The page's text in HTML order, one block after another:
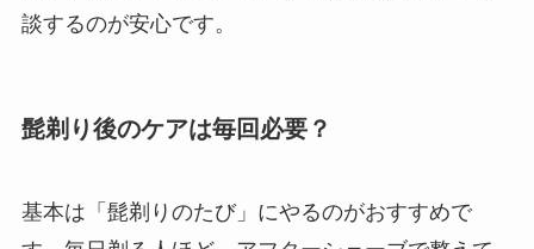
談するのが安心です。
髭剃り後のケアは毎回必要？
基本は「髭剃りのたび」にやるのがおすすめで